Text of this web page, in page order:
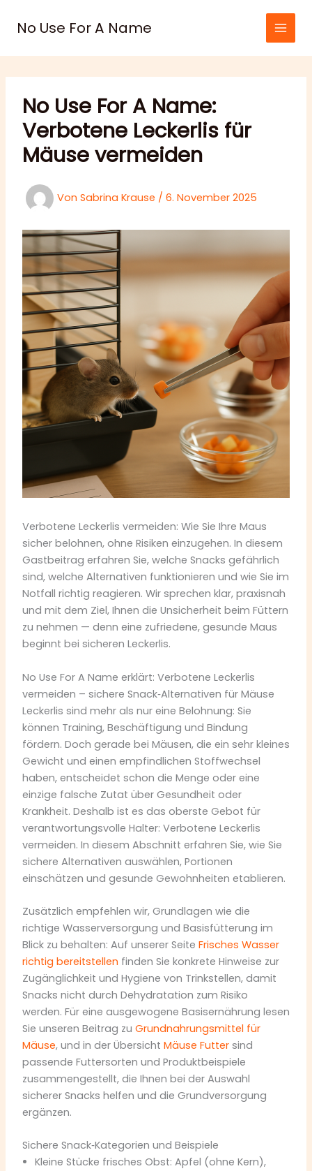
InhaltNo Use For A Name
No Use For A Name:
Verbotene Leckerlis für
Mäuse vermeiden
Von Sabrina Krause / 6. November 2025
Verbotene Leckerlis vermeiden: Wie Sie Ihre Maus
sicher belohnen, ohne Risiken einzugehen. In diesem
Gastbeitrag erfahren Sie, welche Snacks gefährlich
sind, welche Alternativen funktionieren und wie Sie im
Notfall richtig reagieren. Wir sprechen klar, praxisnah
und mit dem Ziel, Ihnen die Unsicherheit beim Füttern
zu nehmen — denn eine zufriedene, gesunde Maus
beginnt bei sicheren Leckerlis.
No Use For A Name erklärt: Verbotene Leckerlis
vermeiden – sichere Snack‑Alternativen für Mäuse
Leckerlis sind mehr als nur eine Belohnung: Sie
können Training, Beschäftigung und Bindung
fördern. Doch gerade bei Mäusen, die ein sehr kleines
Gewicht und einen empfindlichen Stoffwechsel
haben, entscheidet schon die Menge oder eine
einzige falsche Zutat über Gesundheit oder
Krankheit. Deshalb ist es das oberste Gebot für
verantwortungsvolle Halter: Verbotene Leckerlis
vermeiden. In diesem Abschnitt erfahren Sie, wie Sie
sichere Alternativen auswählen, Portionen
einschätzen und gesunde Gewohnheiten etablieren.
Zusätzlich empfehlen wir, Grundlagen wie die
richtige Wasserversorgung und Basisfütterung im
Blick zu behalten: Auf unserer Seite Frisches Wasser
richtig bereitstellen finden Sie konkrete Hinweise zur
Zugänglichkeit und Hygiene von Trinkstellen, damit
Snacks nicht durch Dehydratation zum Risiko
werden. Für eine ausgewogene Basisernährung lesen
Sie unseren Beitrag zu Grundnahrungsmittel für
Mäuse, und in der Übersicht Mäuse Futtersind
passende Futtersorten und Produktbeispiele
zusammengestellt, die Ihnen bei der Auswahl
sicherer Snacks helfen und die Grundversorgung
ergänzen.
Sichere Snack‑Kategorien und Beispiele
Kleine Stücke frisches Obst: Apfel (ohne Kern),